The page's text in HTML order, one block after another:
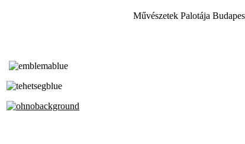
Művészetek Palotája